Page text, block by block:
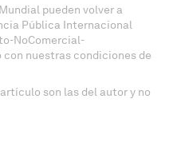
pueden volver a
Pública Internacional
NoComercial-
con nuestras condiciones de
son las del autor y no